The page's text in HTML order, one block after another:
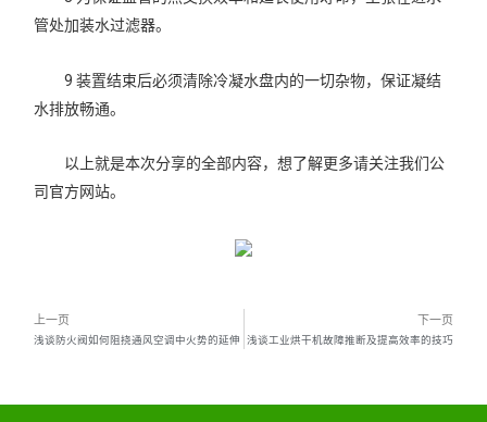
管处加装水过滤器。
9 装置结束后必须清除冷凝水盘内的一切杂物，保证凝结
水排放畅通。
以上就是本次分享的全部内容，想了解更多请关注我们公
司官方网站。
上一页
浅谈防火阀如何阻挠通风空调中火势的延伸
下一页
浅谈工业烘干机故障推断及提高效率的技巧